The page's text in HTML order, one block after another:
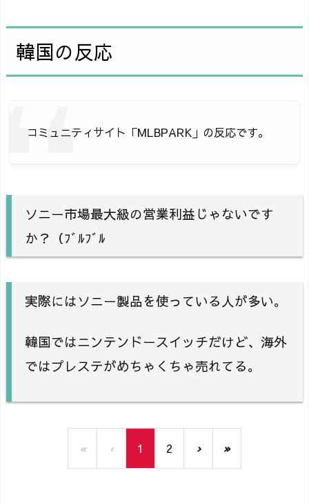
韓国の反応
コミュニティサイト「MLBPARK」の反応です。
ソニー市場最大級の営業利益じゃないです
か？（ﾌﾞﾙﾌﾞﾙ
実際にはソニー製品を使っている人が多い。
韓国ではニンテンドースイッチだけど、海外
ではプレステがめちゃくちゃ売れてる。
« ‹ 1 2 › »